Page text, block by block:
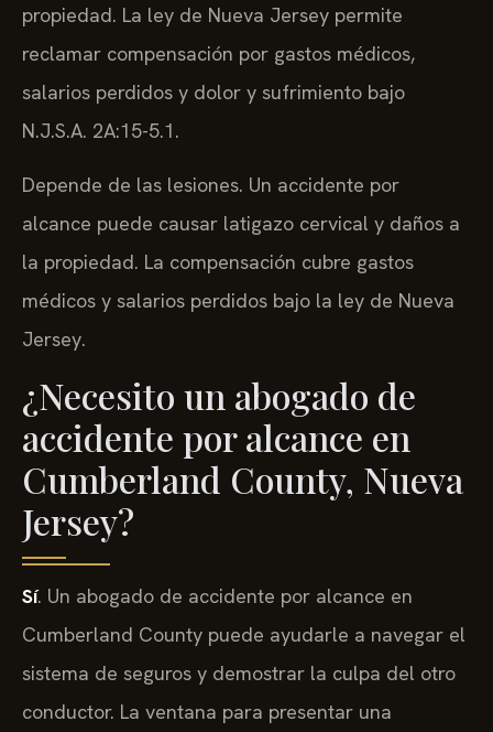
propiedad. La ley de Nueva Jersey permite
reclamar compensación por gastos médicos,
salarios perdidos y dolor y sufrimiento bajo
N.J.S.A. 2A:15-5.1.
Depende de las lesiones. Un accidente por
alcance puede causar latigazo cervical y daños a
la propiedad. La compensación cubre gastos
médicos y salarios perdidos bajo la ley de Nueva
Jersey.
¿Necesito un abogado de
accidente por alcance en
Cumberland County, Nueva
Jersey?
Sí. Un abogado de accidente por alcance en
Cumberland County puede ayudarle a navegar el
sistema de seguros y demostrar la culpa del otro
conductor. La ventana para presentar una